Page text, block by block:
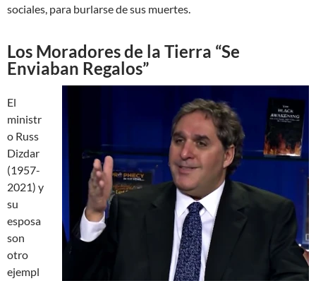
sociales, para burlarse de sus muertes.
Los Moradores de la Tierra “Se
Enviaban Regalos”
El
ministr
o Russ
Dizdar
(1957-
2021) y
su
esposa
son
otro
ejempl